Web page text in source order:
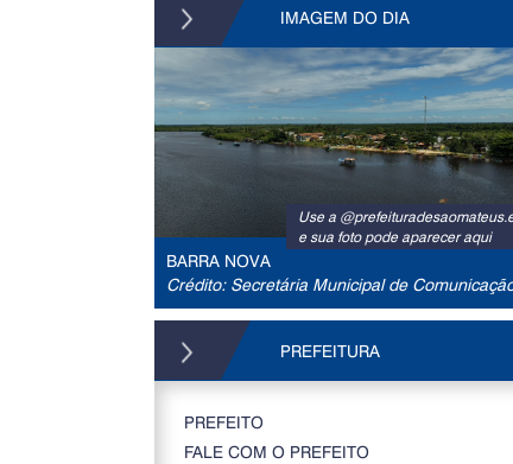
IMAGEM DO DIA
Use a
e sua foto pode aparecer aqui
BARRA NOVA
Crédito: Secretária Municipal de
PREFEITURA
PREFEITO
FALE COM O PREFEITO